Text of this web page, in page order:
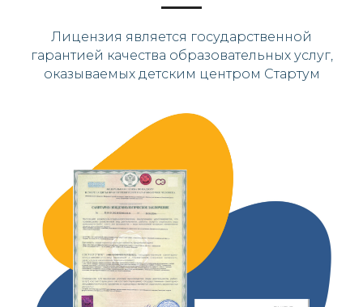
Лицензия является государственной
гарантией качества образовательных услуг,
оказываемых детским центром Стартум